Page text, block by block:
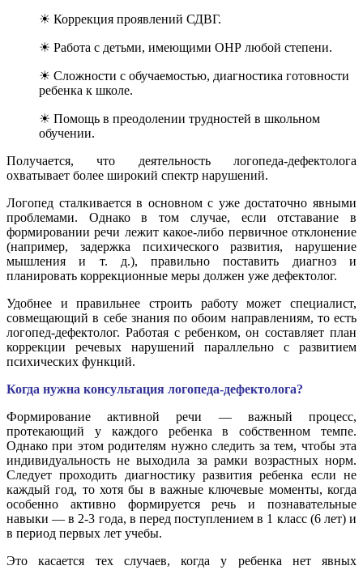
☀ Коррекция проявлений СДВГ.
☀ Работа с детьми, имеющими ОНР любой степени.
☀ Сложности с обучаемостью, диагностика готовности
ребенка к школе.
☀ Помощь в преодолении трудностей в школьном
обучении.
Получается, что деятельность логопеда-дефектолога
охватывает более широкий спектр нарушений.
Логопед сталкивается в основном с уже достаточно явными
проблемами. Однако в том случае, если отставание в
формировании речи лежит какое-либо первичное отклонение
(например, задержка психического развития, нарушение
мышления и т. д.), правильно поставить диагноз и
планировать коррекционные меры должен уже дефектолог.
Удобнее и правильнее строить работу может специалист,
совмещающий в себе знания по обоим направлениям, то есть
логопед-дефектолог. Работая с ребенком, он составляет план
коррекции речевых нарушений параллельно с развитием
психических функций.
Когда нужна консультация логопеда-дефектолога?
Формирование активной речи — важный процесс,
протекающий у каждого ребенка в собственном темпе.
Однако при этом родителям нужно следить за тем, чтобы эта
индивидуальность не выходила за рамки возрастных норм.
Следует проходить диагностику развития ребенка если не
каждый год, то хотя бы в важные ключевые моменты, когда
особенно активно формируется речь и познавательные
навыки — в 2-3 года, в перед поступлением в 1 класс (6 лет) и
в период первых лет учебы.
Это касается тех случаев, когда у ребенка нет явных